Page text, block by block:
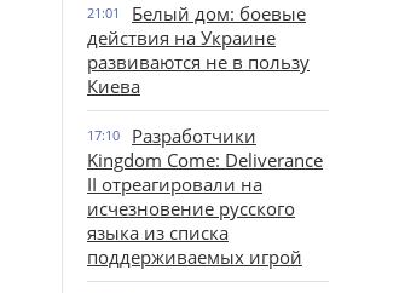
21:01
Белый дом: боевые
действия на Украине
развиваются не в пользу
Киева
17:10
Разработчики
Kingdom Come: Deliverance
II отреагировали на
исчезновение русского
языка из списка
поддерживаемых игрой